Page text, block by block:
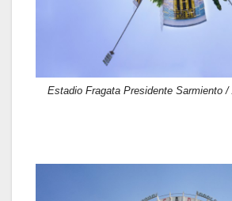
Estadio Fragata Presidente Sarmiento